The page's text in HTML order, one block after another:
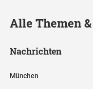
Alle Themen
Nachrichten
München